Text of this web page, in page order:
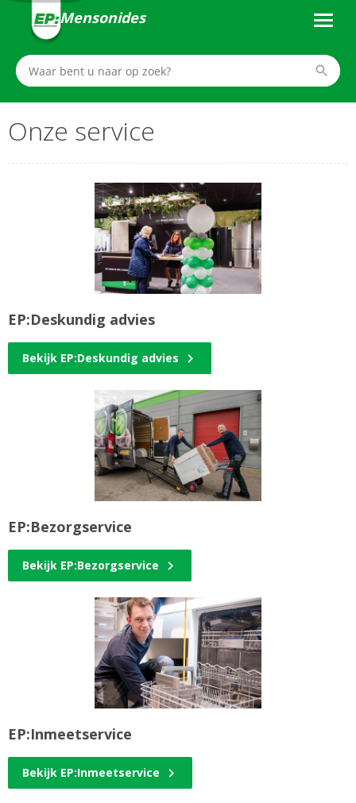
Mensonides
Onze service
EP:Deskundig advies
Bekijk EP:Deskundig advies
EP:Bezorgservice
Bekijk EP:Bezorgservice
EP:Inmeetservice
Bekijk EP:Inmeetservice